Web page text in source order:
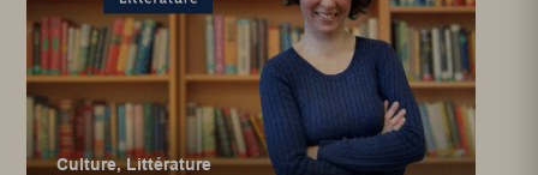
Culture,Littérature